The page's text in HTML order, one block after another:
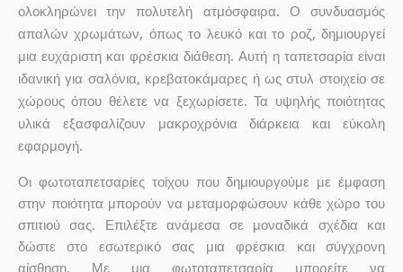
ολοκληρώνει την πολυτελή ατμόσφαιρα. Ο συνδυασμός
απαλών χρωμάτων, όπως το λευκό και το ροζ, δημιουργεί
μια ευχάριστη και φρέσκια διάθεση. Αυτή η ταπετσαρία είναι
ιδανική για σαλόνια, κρεβατοκάμαρες ή ως στυλ στοιχείο σε
χώρους όπου θέλετε να ξεχωρίσετε. Τα υψηλής ποιότητας
υλικά εξασφαλίζουν μακροχρόνια διάρκεια και εύκολη
εφαρμογή.
Οι φωτοταπετσαρίες τοίχου που δημιουργούμε με έμφαση
στην ποιότητα μπορούν να μεταμορφώσουν κάθε χώρο του
σπιτιού σας. Επιλέξτε ανάμεσα σε μοναδικά σχέδια και
δώστε στο εσωτερικό σας μια φρέσκια και σύγχρονη
αίσθηση. Με μια φωτοταπετσαρία μπορείτε να